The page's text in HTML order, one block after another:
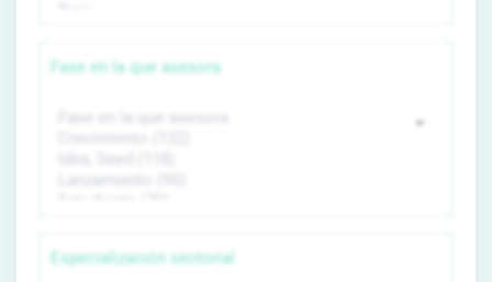
Fase en la que asesora
Especialización sectorial